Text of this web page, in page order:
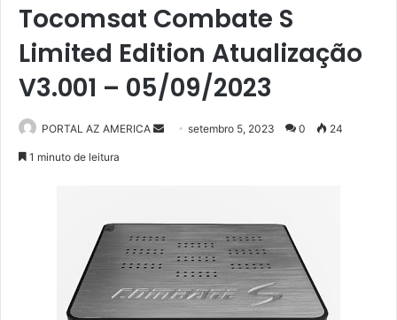
Tocomsat Combate S
Limited Edition Atualização
V3.001 – 05/09/2023
PORTAL AZ AMERICA
u
-
setembro 5, 2023 0 24
1 minuto de leitura